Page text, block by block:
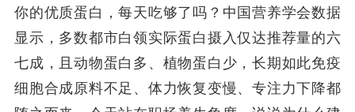
你的优质蛋白，每天吃够了吗？中国营养学会数据
显示，多数都市白领实际蛋白摄入仅达推荐量的六
七成，且动物蛋白多、植物蛋白少，长期如此免疫
细胞合成原料不足、体力恢复变慢、专注力下降都